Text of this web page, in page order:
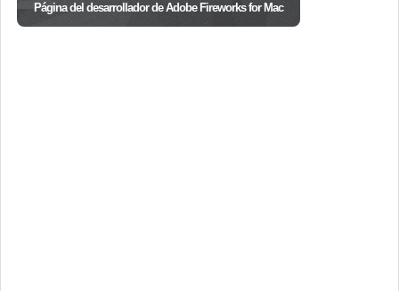
Página del desarrollador de Adobe Fireworks for Mac